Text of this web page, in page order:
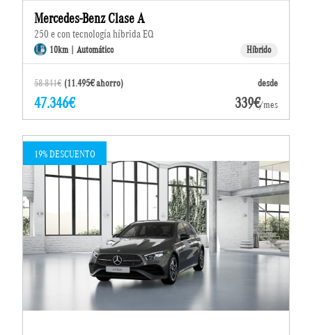
Mercedes-Benz Clase A
250 e con tecnología híbrida EQ
10km | Automático Híbrido
58.841€ (11.495€ ahorro) desde
47.346€ 339€/mes
19% DESCUENTO